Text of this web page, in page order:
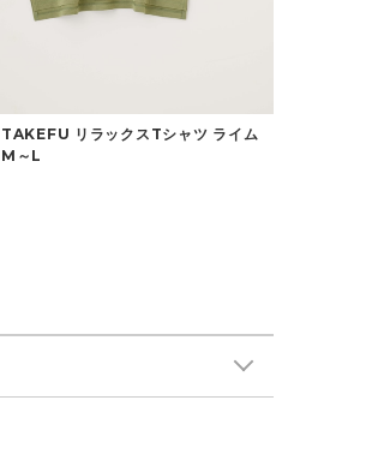
TAKEFU リラックスTシャツ ライム
～L